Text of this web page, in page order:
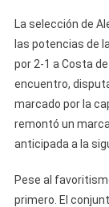
La selección de
las potencias de
por 2-1 a Costa
encuentro,
marcado por la
remontó un
anticipada a la
Pese al
primero. El